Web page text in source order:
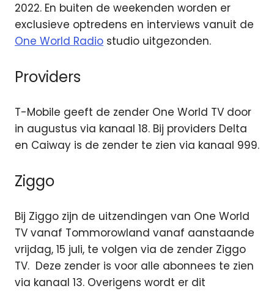
2022. En buiten de weekenden worden er
exclusieve optredens en interviews vanuit de
One World Radio studio uitgezonden.
Providers
T-Mobile geeft de zender One World TV door
in augustus via kanaal 18. Bij providers Delta
en Caiway is de zender te zien via kanaal 999.
Ziggo
Bij Ziggo zijn de uitzendingen van One World
TV vanaf Tommorowland vanaf aanstaande
vrijdag, 15 juli, te volgen via de zender Ziggo
TV. Deze zender is voor alle abonnees te zien
via kanaal 13. Overigens wordt er dit